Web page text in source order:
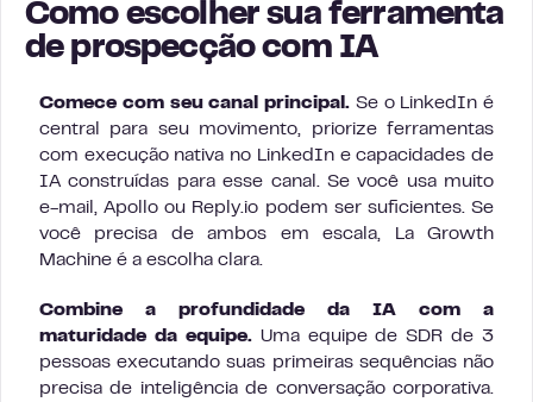
Como escolher sua ferramenta
de prospecção com IA
Comece com seu canal principal. Se o LinkedIn é
central para seu movimento, priorize ferramentas
com execução nativa no LinkedIn e capacidades de
IA construídas para esse canal. Se você usa muito
e-mail, Apollo ou Reply.io podem ser suficientes. Se
você precisa de ambos em escala, La Growth
Machine é a escolha clara.
Combine a profundidade da IA com a
maturidade da equipe.Uma equipe de SDR de 3
pessoas executando suas primeiras sequências não
precisa de inteligência de conversação corporativa.